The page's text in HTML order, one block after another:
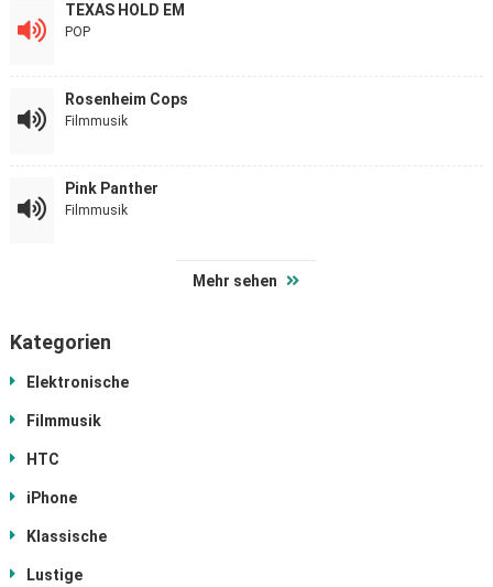
TEXAS HOLD EM
POP
Rosenheim Cops
Filmmusik
Pink Panther
Filmmusik
Mehr sehen
Kategorien
Elektronische
Filmmusik
HTC
iPhone
Klassische
Lustige